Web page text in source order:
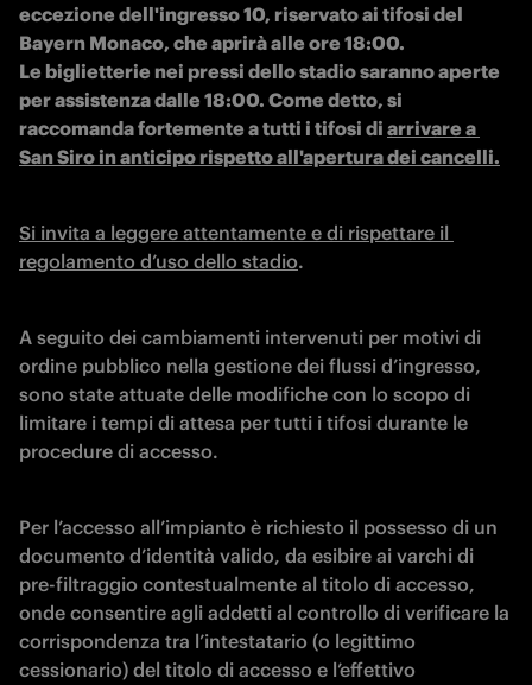
eccezione dell'ingresso 10, riservato ai tifosi del
Bayern Monaco, che aprirà alle ore 18:00.
Le biglietterie nei pressi dello stadio saranno aperte
per assistenza dalle 18:00. Come detto, si
raccomanda fortemente a tutti i tifosi di arrivare a
San Siro in anticipo rispetto all'apertura dei cancelli.
Si invita a leggere attentamente e di rispettare il
regolamento d’uso dello stadio.
A seguito dei cambiamenti intervenuti per motivi di
ordine pubblico nella gestione dei flussi d’ingresso,
sono state attuate delle modifiche con lo scopo di
limitare i tempi di attesa per tutti i tifosi durante le
procedure di accesso.
Per l’accesso all’impianto è richiesto il possesso di un
documento d’identità valido, da esibire ai varchi di
pre-filtraggio contestualmente al titolo di accesso,
onde consentire agli addetti al controllo di verificare la
corrispondenza tra l’intestatario (o legittimo
cessionario) del titolo di accesso e l’effettivo